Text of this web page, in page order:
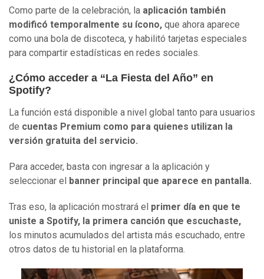
Como parte de la celebración, la aplicación también
modificó temporalmente su ícono, que ahora aparece
como una bola de discoteca, y habilitó tarjetas especiales
para compartir estadísticas en redes sociales.
¿Cómo acceder a “La Fiesta del Año” en
Spotify?
La función está disponible a nivel global tanto para usuarios
de cuentas Premium como para quienes utilizan la
versión gratuita del servicio.
Para acceder, basta con ingresar a la aplicación y
seleccionar el
banner principal que aparece en pantalla.
Tras eso, la aplicación mostrará el primer día en que te
uniste a Spotify, la primera canción que escuchaste,
los minutos acumulados del artista más escuchado, entre
otros datos de tu historial en la plataforma.